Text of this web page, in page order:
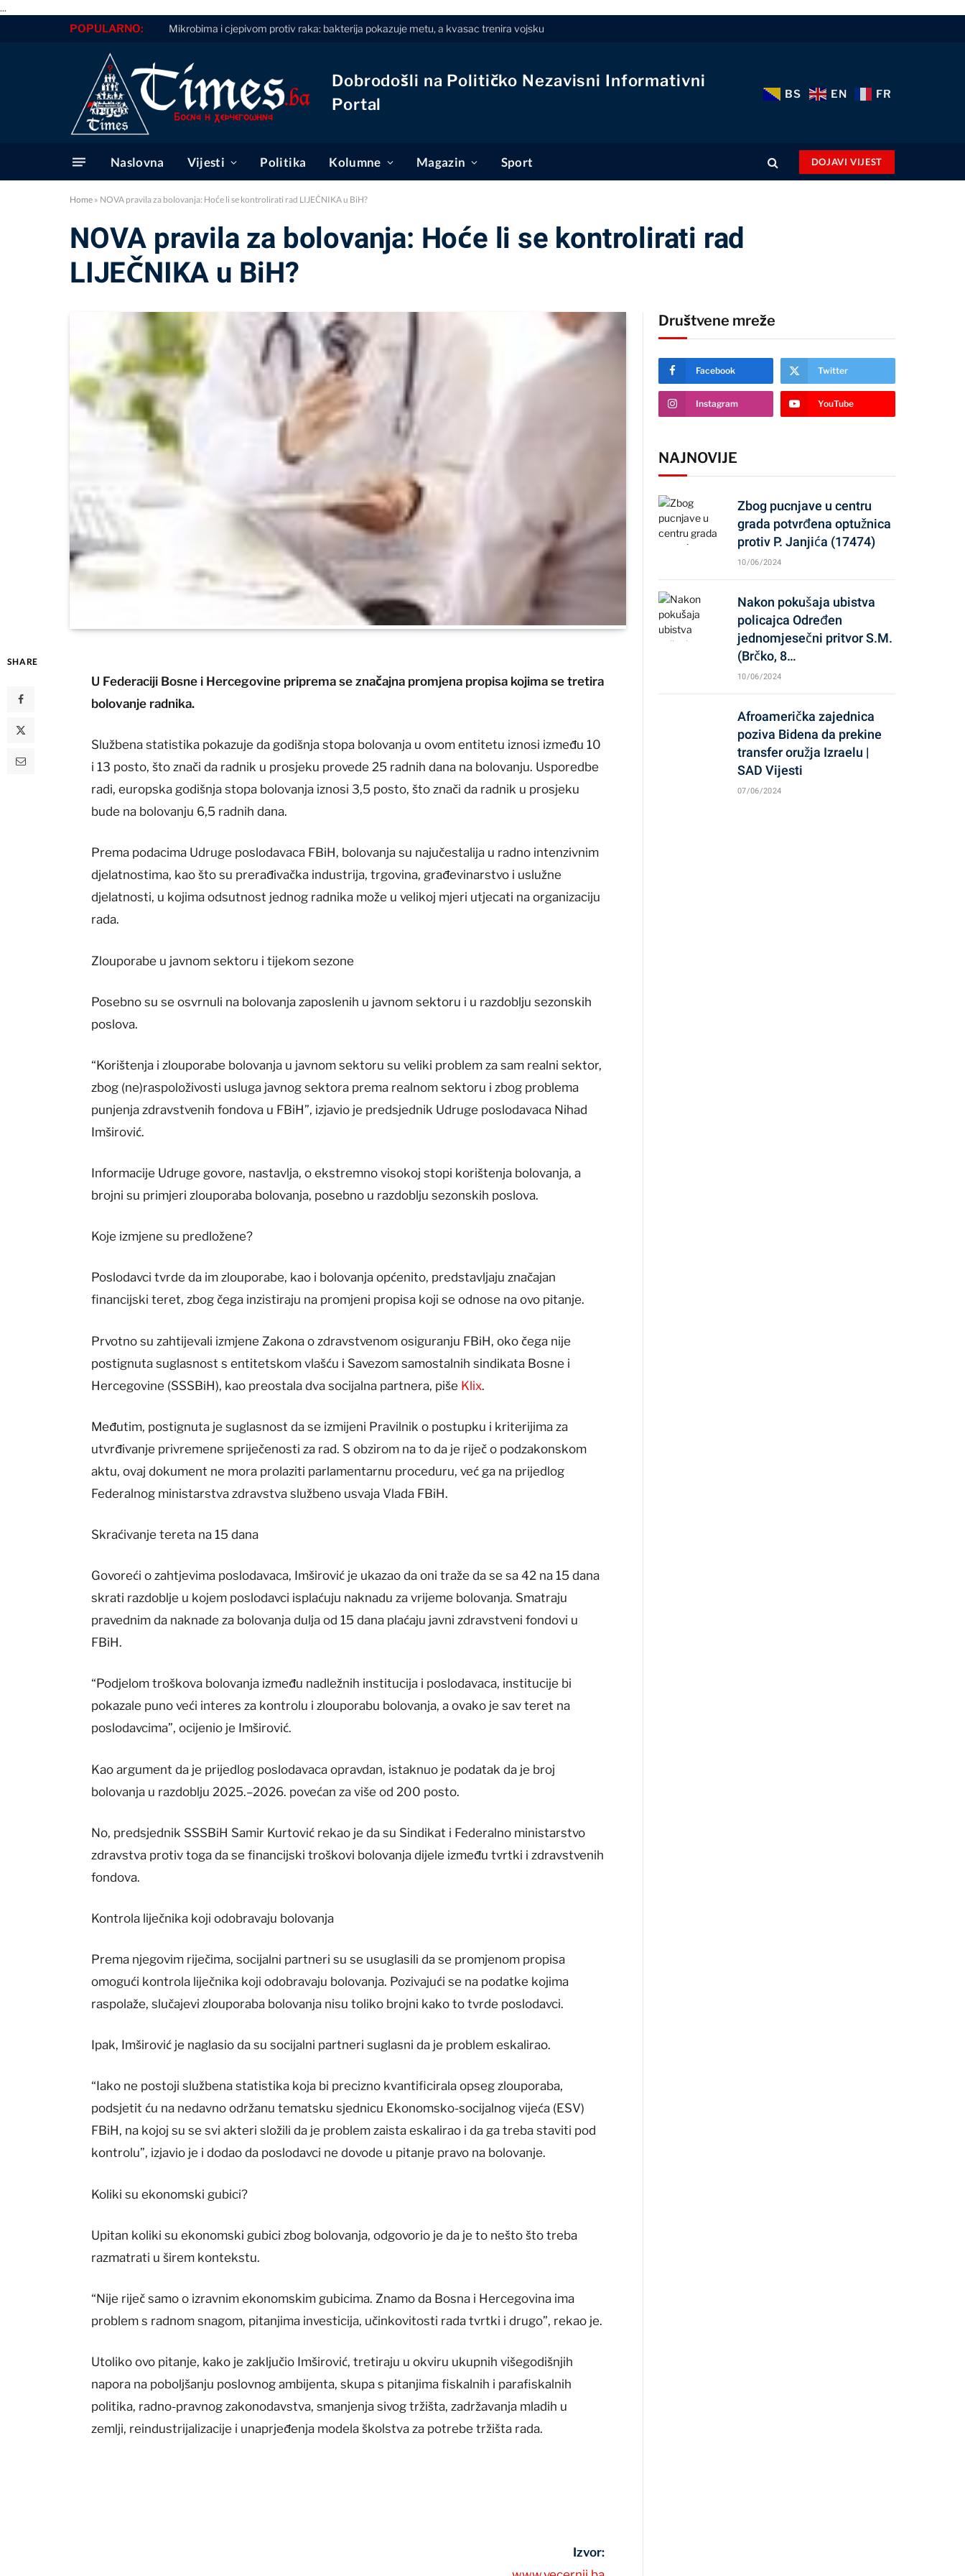
...
POPULARNO: Mikrobima i cjepivom protiv raka: bakterija pokazuje metu, a kvasac trenira vojsku
Dobrodošli na Političko Nezavisni Informativni
Portal
BS EN FR
Naslovna Vijesti Politika Kolumne Magazin Sport DOJAVI VIJEST
Home » NOVA pravila za bolovanja: Hoće li se kontrolirati rad LIJEČNIKA u BiH?
NOVA pravila za bolovanja: Hoće li se kontrolirati rad
LIJEČNIKA u BiH?
SHARE
U Federaciji Bosne i Hercegovine priprema se značajna promjena propisa kojima se tretira
bolovanje radnika.
Službena statistika pokazuje da godišnja stopa bolovanja u ovom entitetu iznosi između 10
i 13 posto, što znači da radnik u prosjeku provede 25 radnih dana na bolovanju. Usporedbe
radi, europska godišnja stopa bolovanja iznosi 3,5 posto, što znači da radnik u prosjeku
bude na bolovanju 6,5 radnih dana.
Prema podacima Udruge poslodavaca FBiH, bolovanja su najučestalija u radno intenzivnim
djelatnostima, kao što su prerađivačka industrija, trgovina, građevinarstvo i uslužne
djelatnosti, u kojima odsutnost jednog radnika može u velikoj mjeri utjecati na organizaciju
rada.
Zlouporabe u javnom sektoru i tijekom sezone
Posebno su se osvrnuli na bolovanja zaposlenih u javnom sektoru i u razdoblju sezonskih
poslova.
“Korištenja i zlouporabe bolovanja u javnom sektoru su veliki problem za sam realni sektor,
zbog (ne)raspoloživosti usluga javnog sektora prema realnom sektoru i zbog problema
punjenja zdravstvenih fondova u FBiH”, izjavio je predsjednik Udruge poslodavaca Nihad
Imširović.
Informacije Udruge govore, nastavlja, o ekstremno visokoj stopi korištenja bolovanja, a
brojni su primjeri zlouporaba bolovanja, posebno u razdoblju sezonskih poslova.
Koje izmjene su predložene?
Poslodavci tvrde da im zlouporabe, kao i bolovanja općenito, predstavljaju značajan
financijski teret, zbog čega inzistiraju na promjeni propisa koji se odnose na ovo pitanje.
Prvotno su zahtijevali izmjene Zakona o zdravstvenom osiguranju FBiH, oko čega nije
postignuta suglasnost s entitetskom vlašću i Savezom samostalnih sindikata Bosne i
Hercegovine (SSSBiH), kao preostala dva socijalna partnera, piše Klix.
Međutim, postignuta je suglasnost da se izmijeni Pravilnik o postupku i kriterijima za
utvrđivanje privremene spriječenosti za rad. S obzirom na to da je riječ o podzakonskom
aktu, ovaj dokument ne mora prolaziti parlamentarnu proceduru, već ga na prijedlog
Federalnog ministarstva zdravstva službeno usvaja Vlada FBiH.
Skraćivanje tereta na 15 dana
Govoreći o zahtjevima poslodavaca, Imširović je ukazao da oni traže da se sa 42 na 15 dana
skrati razdoblje u kojem poslodavci isplaćuju naknadu za vrijeme bolovanja. Smatraju
pravednim da naknade za bolovanja dulja od 15 dana plaćaju javni zdravstveni fondovi u
FBiH.
“Podjelom troškova bolovanja između nadležnih institucija i poslodavaca, institucije bi
pokazale puno veći interes za kontrolu i zlouporabu bolovanja, a ovako je sav teret na
poslodavcima”, ocijenio je Imširović.
Kao argument da je prijedlog poslodavaca opravdan, istaknuo je podatak da je broj
bolovanja u razdoblju 2025.–2026. povećan za više od 200 posto.
No, predsjednik SSSBiH Samir Kurtović rekao je da su Sindikat i Federalno ministarstvo
zdravstva protiv toga da se financijski troškovi bolovanja dijele između tvrtki i zdravstvenih
fondova.
Kontrola liječnika koji odobravaju bolovanja
Prema njegovim riječima, socijalni partneri su se usuglasili da se promjenom propisa
omogući kontrola liječnika koji odobravaju bolovanja. Pozivajući se na podatke kojima
raspolaže, slučajevi zlouporaba bolovanja nisu toliko brojni kako to tvrde poslodavci.
Ipak, Imširović je naglasio da su socijalni partneri suglasni da je problem eskalirao.
“Iako ne postoji službena statistika koja bi precizno kvantificirala opseg zlouporaba,
podsjetit ću na nedavno održanu tematsku sjednicu Ekonomsko-socijalnog vijeća (ESV)
FBiH, na kojoj su se svi akteri složili da je problem zaista eskalirao i da ga treba staviti pod
kontrolu”, izjavio je i dodao da poslodavci ne dovode u pitanje pravo na bolovanje.
Koliki su ekonomski gubici?
Upitan koliki su ekonomski gubici zbog bolovanja, odgovorio je da je to nešto što treba
razmatrati u širem kontekstu.
“Nije riječ samo o izravnim ekonomskim gubicima. Znamo da Bosna i Hercegovina ima
problem s radnom snagom, pitanjima investicija, učinkovitosti rada tvrtki i drugo”, rekao je.
Utoliko ovo pitanje, kako je zaključio Imširović, tretiraju u okviru ukupnih višegodišnjih
napora na poboljšanju poslovnog ambijenta, skupa s pitanjima fiskalnih i parafiskalnih
politika, radno-pravnog zakonodavstva, smanjenja sivog tržišta, zadržavanja mladih u
zemlji, reindustrijalizacije i unaprjeđenja modela školstva za potrebe tržišta rada.
Izvor:
Društvene mreže
Facebook Twitter
Instagram YouTube
NAJNOVIJE
Zbog pucnjave u centru
grada potvrđena optužnica
protiv P. Janjića (17474)
10/06/2024
Nakon pokušaja ubistva
policajca Određen
jednomjesečni pritvor S.M.
(Brčko, 8…
10/06/2024
Afroamerička zajednica
poziva Bidena da prekine
transfer oružja Izraelu |
SAD Vijesti
07/06/2024